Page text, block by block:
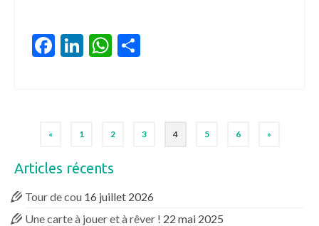
Facebook
LinkedIn
WhatsApp
« 1 2 3 4 5 6 »
Articles récents
Tour de cou 16 juillet 2026
Une carte à jouer et à rêver ! 22 mai 2025